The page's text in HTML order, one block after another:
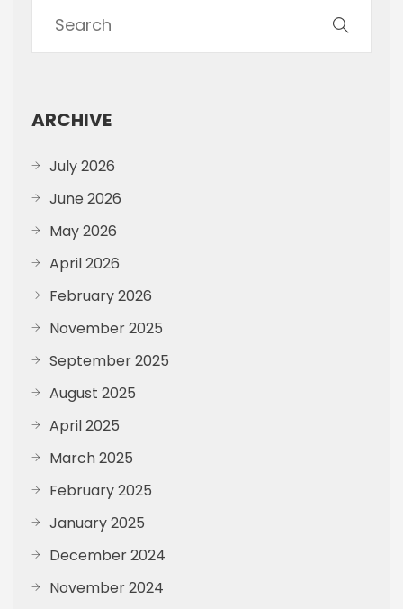
ARCHIVE
July 2026
June 2026
May 2026
April 2026
February 2026
November 2025
September 2025
August 2025
April 2025
March 2025
February 2025
January 2025
December 2024
November 2024